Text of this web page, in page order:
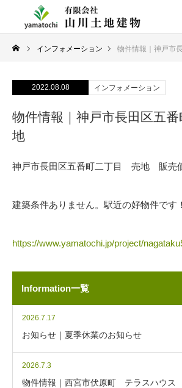
インフォメーション 物件情報｜神戸市長
2022.08.08 インフォメーション
物件情報｜神戸市長田区五
地
神戸市長田区五番町二丁目 売地 販売
建築条件ありません。駅近の好物件です！
https://www.yamatochi.jp/project/
Information一覧
2026.7.17
お知らせ｜夏季休業のお知らせ
2026.7.3
物件情報｜西宮市伏原町 テラスハウス